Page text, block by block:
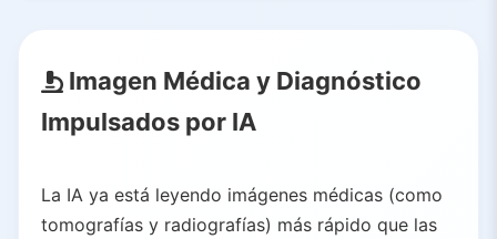
4.1. AlphaFold
4.2.
Predicción de Cáncer
5.
Salud Global y Medicina Tradicional
6. Beneficios Clave de la IA en la Atención Sanitaria
Imagen Médica y Diagnóstico
Impulsados por IA
La IA ya está leyendo imágenes médicas (como
tomografías y radiografías) más rápido que las